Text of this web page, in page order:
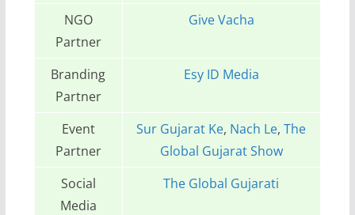
NGO
Partner
Give Vacha
Branding
Partner
Esy ID Media
Event
Partner
Sur Gujarat Ke, Nach Le,The
Global Gujarat Show
Social
Media
The Global Gujarati